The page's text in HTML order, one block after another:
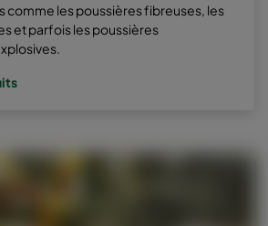
comme les poussières fibreuses, les
et parfois les poussières